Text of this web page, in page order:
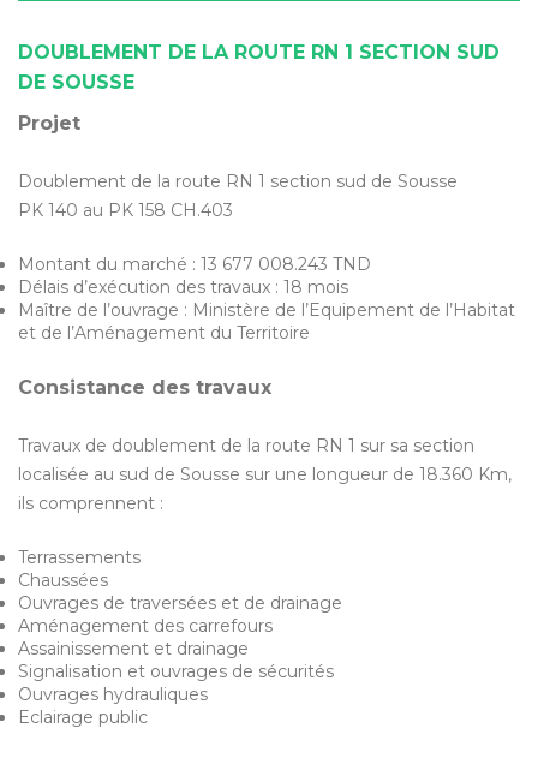
DOUBLEMENT DE LA ROUTE RN 1 SECTION SUD
DE SOUSSE
Projet
Doublement de la route RN 1 section sud de Sousse
PK 140 au PK 158 CH.403
Montant du marché : 13 677 008.243 TND
Délais d’exécution des travaux : 18 mois
Maître de l’ouvrage : Ministère de l’Equipement de l’Habitat
et de l’Aménagement du Territoire
Consistance des travaux
Travaux de doublement de la route RN 1 sur sa section
localisée au sud de Sousse sur une longueur de 18.360 Km,
ils comprennent :
Terrassements
Chaussées
Ouvrages de traversées et de drainage
Aménagement des carrefours
Assainissement et drainage
Signalisation et ouvrages de sécurités
Ouvrages hydrauliques
Eclairage public